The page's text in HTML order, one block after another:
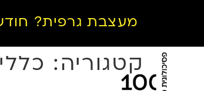
מעצבת גרפית?
קטגוריה: כללי